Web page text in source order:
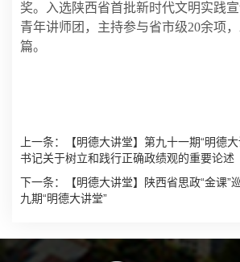
奖。入选陕西省首批新时代文明实践
青年讲师团，主持参与省市级20余项
篇。
上一条：
【明德大讲堂】第九十一期“明德
书记关于树立和践行正确政绩观的重要论述
下一条：
【明德大讲堂】陕西省思政“金课”
九期“明德大讲堂”